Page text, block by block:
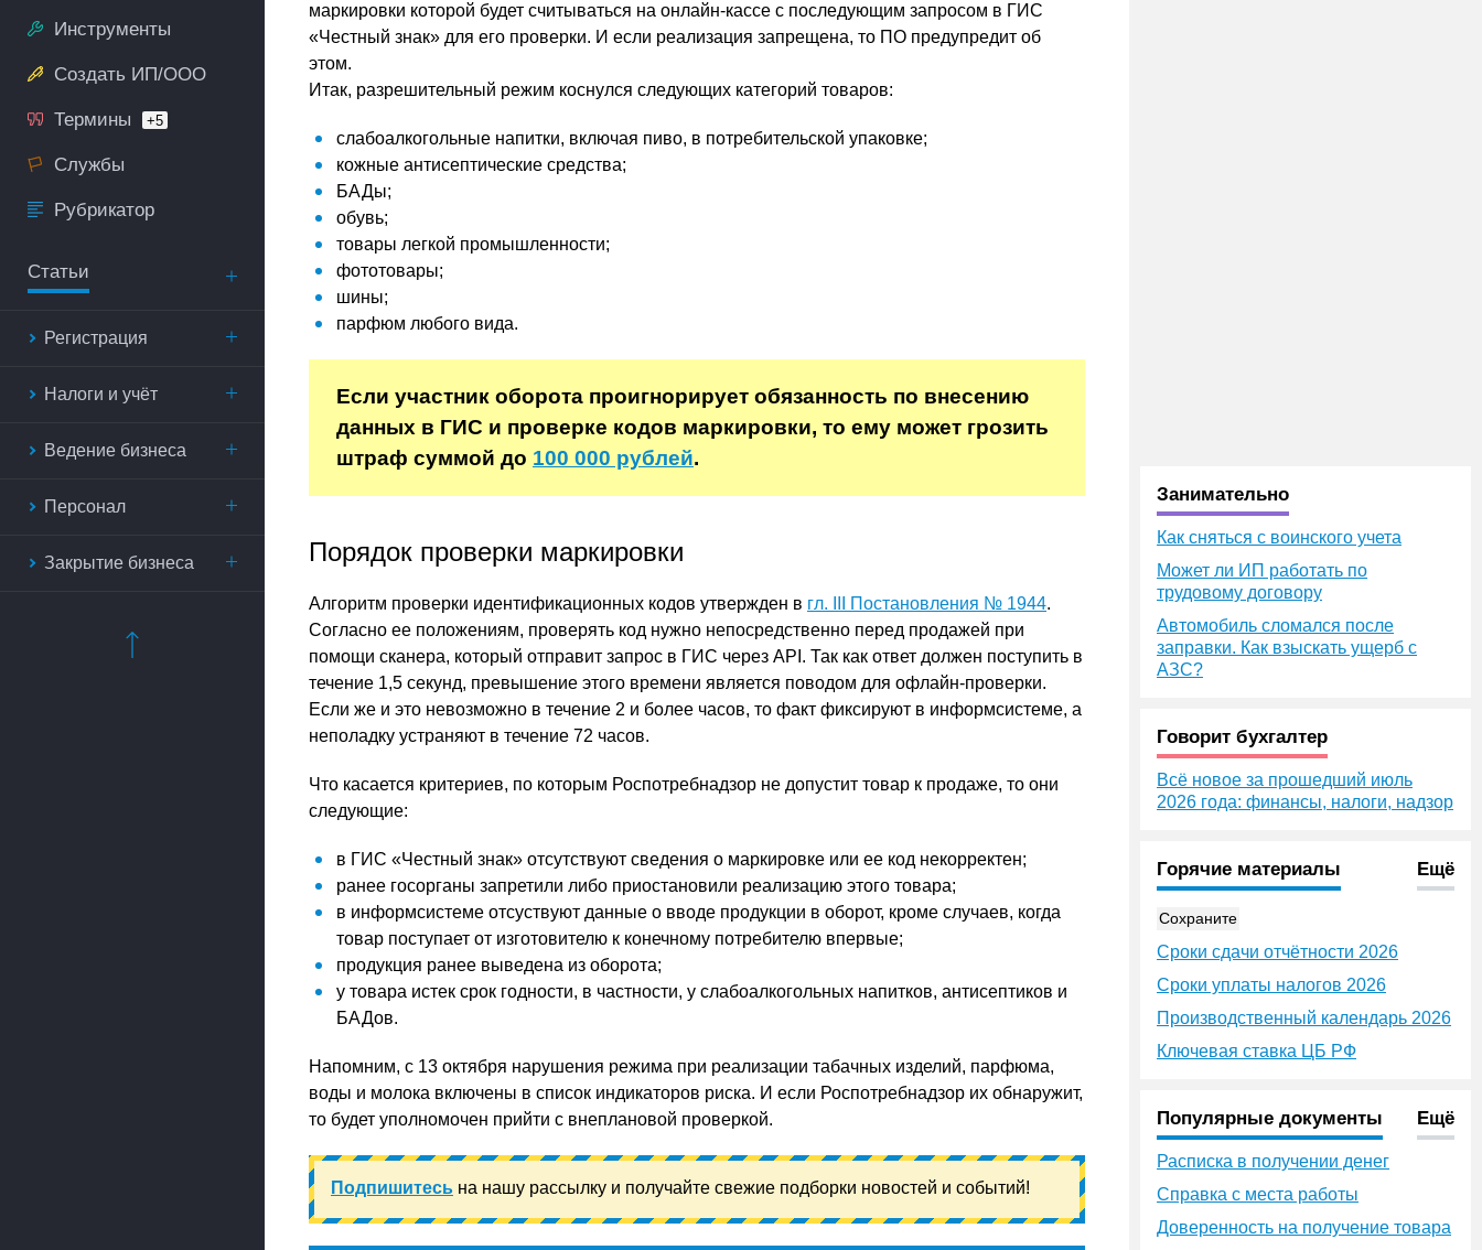
Инструменты
Создать ИП/ООО
Термины +5
Службы
Рубрикатор
Статьи
Регистрация
Налоги и учёт
Ведение бизнеса
Персонал
Закрытие бизнеса
маркировки которой будет считываться на онлайн-кассе с последующим запросом в ГИС
«Честный знак» для его проверки. И если реализация запрещена, то ПО предупредит об
этом.
Итак, разрешительный режим коснулся следующих категорий товаров:
слабоалкогольные напитки, включая пиво, в потребительской упаковке;
кожные антисептические средства;
БАДы;
обувь;
товары легкой промышленности;
фототовары;
шины;
парфюм любого вида.
Если участник оборота проигнорирует обязанность по внесению
данных в ГИС и проверке кодов маркировки, то ему может грозить
штраф суммой до 100 000 рублей.
Порядок проверки маркировки
Алгоритм проверки идентификационных кодов утвержден в гл. III Постановления № 1944.
Согласно ее положениям, проверять код нужно непосредственно перед продажей при
помощи сканера, который отправит запрос в ГИС через API. Так как ответ должен поступить в
течение 1,5 секунд, превышение этого времени является поводом для офлайн-проверки.
Если же и это невозможно в течение 2 и более часов, то факт фиксируют в информсистеме, а
неполадку устраняют в течение 72 часов.
Что касается критериев, по которым Роспотребнадзор не допустит товар к продаже, то они
следующие:
в ГИС «Честный знак» отсутствуют сведения о маркировке или ее код некорректен;
ранее госорганы запретили либо приостановили реализацию этого товара;
в информсистеме отсуствуют данные о вводе продукции в оборот, кроме случаев, когда
товар поступает от изготовителю к конечному потребителю впервые;
продукция ранее выведена из оборота;
у товара истек срок годности, в частности, у слабоалкогольных напитков, антисептиков и
БАДов.
Напомним, с 13 октября нарушения режима при реализации табачных изделий, парфюма,
воды и молока включены в список индикаторов риска. И если Роспотребнадзор их обнаружит,
то будет уполномочен прийти с внеплановой проверкой.
Подпишитесь на нашу рассылку и получайте свежие подборки новостей и событий!
Занимательно
Как сняться с воинского учета
Может ли ИП работать по
трудовому договору
Автомобиль сломался после
заправки. Как взыскать ущерб с
АЗС?
Говорит бухгалтер
Всё новое за прошедший июль
2026 года: финансы, налоги, надзор
Горячие материалы Ещё
Сохраните
Сроки сдачи отчётности 2026
Сроки уплаты налогов 2026
Производственный календарь 2026
Ключевая ставка ЦБ РФ
Популярные документы Ещё
Расписка в получении денег
Справка с места работы
Доверенность на получение товара